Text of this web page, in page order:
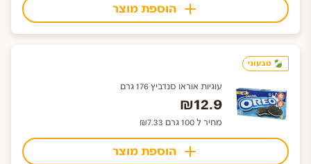
הוספת מוצר
טבעוני
עוגיות אוראו סנדביץ 176 גרם
₪12.9
מחיר ל 100 גרם ₪7.33
הוספת מוצר